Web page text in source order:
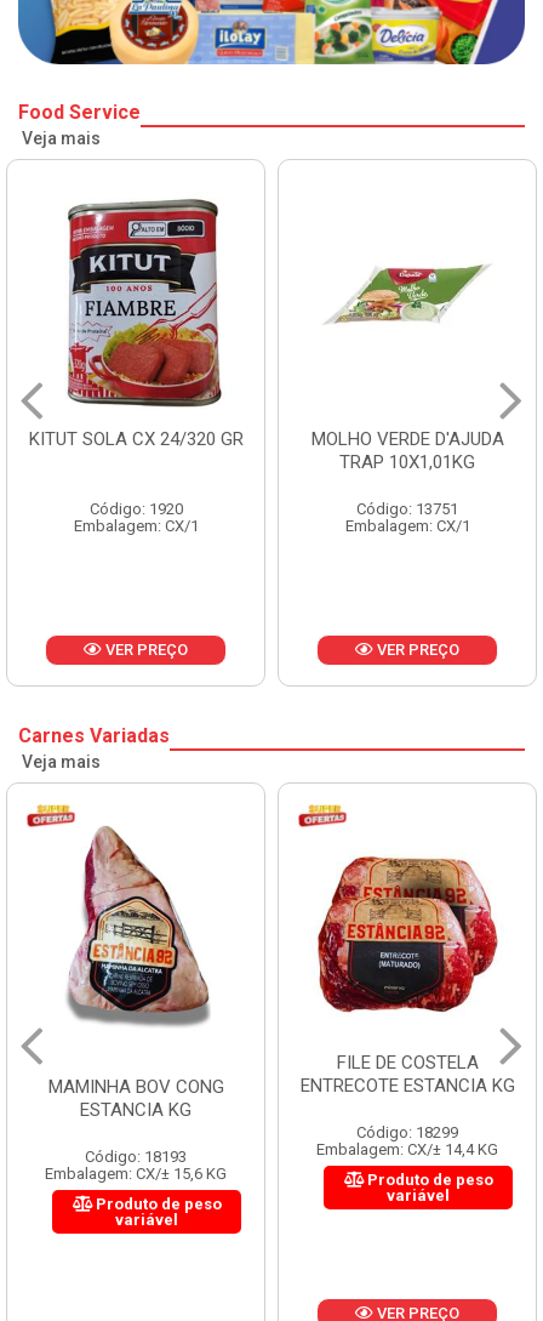
Food Service
Veja mais
MOLHO VERDE D'AJUDA
Código: 13751
Embalagem: CX/1
VER PREÇO
FRUTAS CRISTALIZADAS
CX 10KG
Código: 1785
Embalagem: KG/10
VER PREÇO
Carnes Variadas
Veja mais
MAMINHA BOV CONG
ESTANCIA KG
Código: 18193
Embalagem: CX/± 15,6 KG
Produto de peso
variável
FILE DE COSTELA
ENTRECOTE ESTANCIA KG
Código: 18299
Embalagem: CX/± 14,4 KG
Produto de peso
variável
VER PREÇO